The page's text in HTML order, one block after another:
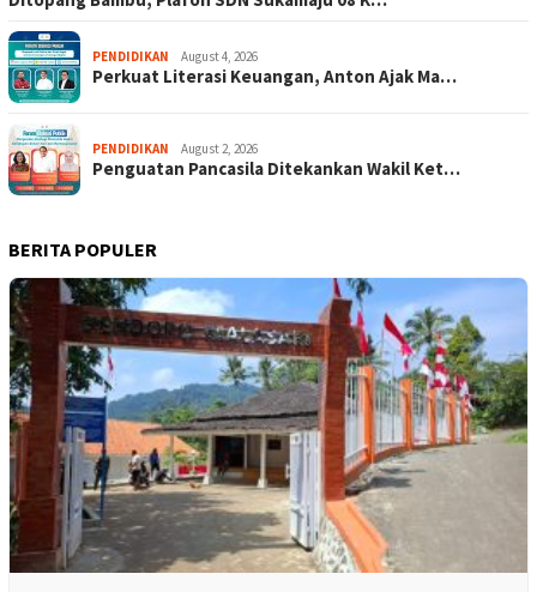
PENDIDIKAN August 4, 2026
Perkuat Literasi Keuangan, Anton Ajak Ma…
PENDIDIKAN August 2, 2026
Penguatan Pancasila Ditekankan Wakil Ket…
BERITA POPULER